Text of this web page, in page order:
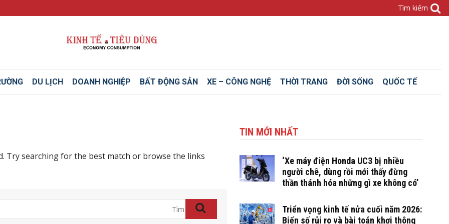
DU LỊCH DOANH NGHIỆP BẤT ĐỘNG SẢN XE – CÔNG NGHỆ THỜI TRANG ĐỜI SỐNG QUỐC TẾ
Try searching for the best match or browse the links
TIN MỚI NHẤT
‘Xe máy điện Honda UC3 bị nhiều
người chê, dùng rồi mới thấy đừng
thần thánh hóa những gì xe không có’
Triển vọng kinh tế nửa cuối năm 2026:
Biến số rủi ro và bài toán khơi thông